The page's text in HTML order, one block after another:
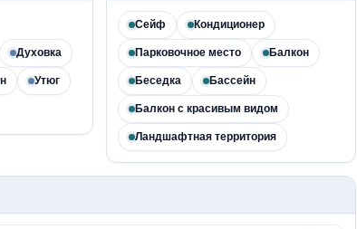
Духовка
Утюг
Сейф Кондиционер
Парковочное место Балкон
Беседка Бассейн
Балкон с красивым видом
Ландшафтная территория